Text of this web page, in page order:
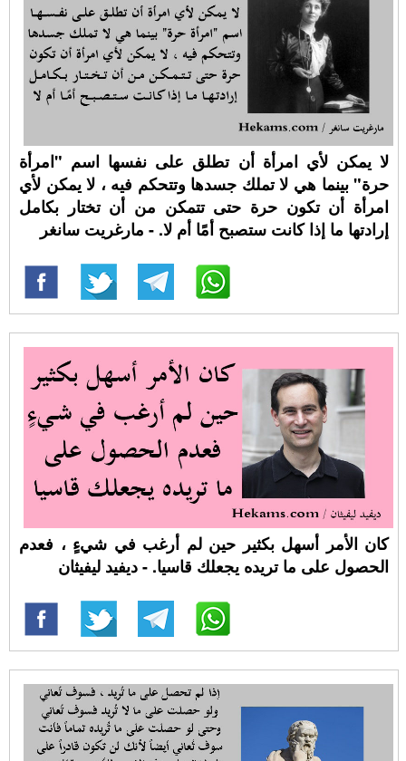
لا يمكن لأي امرأة أن تطلق على نفسها اسم "امرأة
حرة" بينما هي لا تملك جسدها وتتحكم فيه ، لا يمكن لأي
امرأة أن تكون حرة حتى تتمكن من أن تختار بكامل
إرادتها ما إذا كانت ستصبح أمًا أم لا. - مارغريت سانغر
كان الأمر أسهل بكثير حين لم أرغب في شيءٍ ، فعدم
الحصول على ما تريده يجعلك قاسيا. - ديفيد ليفيثان